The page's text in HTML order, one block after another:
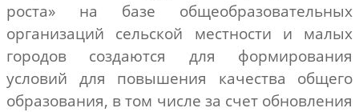
роста» на базе общеобразовательных
организаций сельской местности и малых
городов создаются для формирования
условий для повышения качества общего
образования, в том числе за счет обновления